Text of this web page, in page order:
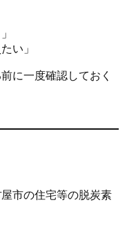
い」
に一度確認しておく
市の住宅等の脱炭素